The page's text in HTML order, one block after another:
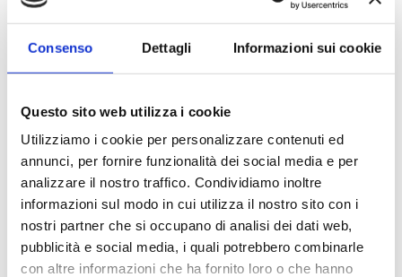
Consenso Dettagli Informazioni sui cookie
Questo sito web utilizza i cookie
Utilizziamo i cookie per personalizzare contenuti ed
annunci, per fornire funzionalità dei social media e per
analizzare il nostro traffico. Condividiamo inoltre
informazioni sul modo in cui utilizza il nostro sito con i
nostri partner che si occupano di analisi dei dati web,
pubblicità e social media, i quali potrebbero combinarle
con altre informazioni che ha fornito loro o che hanno
visita più recente.
_gid Google
Registra un ID
per generare dati
visitatore utilizza il
sito internet.
1 giorno
Marketing (16)
I cookie di marketing vengono utilizzati per tracciare i
visitatori sui siti web. La finalità è quella di presentare